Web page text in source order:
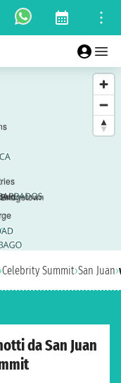
Bridgetown
›Celebrity Summit›San Juan›
da San Juan